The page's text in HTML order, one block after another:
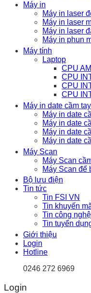
Máy in
Máy in laser
Máy in laser
Máy in laser
Máy in phun
Máy tính
Laptop
CPU
CPU
CPU
CPU
Máy in date cầm tay
Máy in date
Máy in date
Máy in date
Máy in date
Máy Scan
Máy Scan
Máy Scan để
Bộ lưu điện
Tin tức
Tin FSI VN
Tin khuyến
Tin công nghệ
Tin tuyển
Giới thiệu
Login
Hotline
0246 272 6969
Login